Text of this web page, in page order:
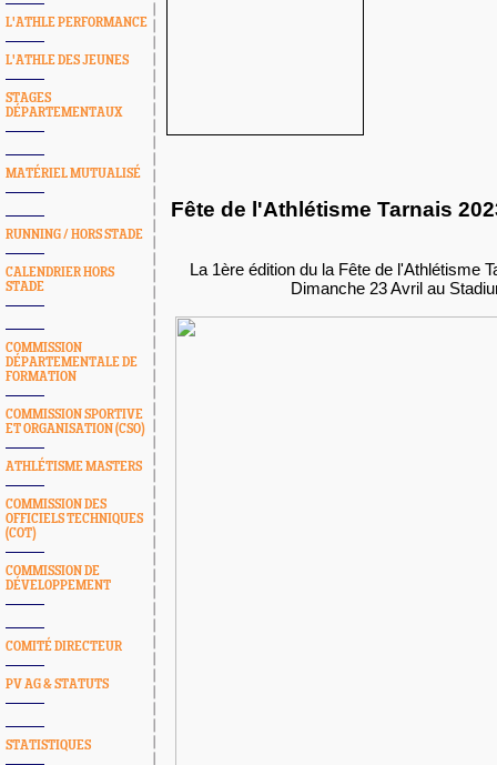
L'ATHLE PERFORMANCE
L'ATHLE DES JEUNES
STAGES
DÉPARTEMENTAUX
MATÉRIEL MUTUALISÉ
RUNNING / HORS STADE
CALENDRIER HORS
STADE
COMMISSION
DÉPARTEMENTALE DE
FORMATION
COMMISSION SPORTIVE
ET ORGANISATION (CSO)
ATHLÉTISME MASTERS
COMMISSION DES
OFFICIELS TECHNIQUES
(COT)
COMMISSION DE
DÉVELOPPEMENT
COMITÉ DIRECTEUR
PV AG & STATUTS
STATISTIQUES
Fête de l'Athlétisme Tarnais
La 1ère édition du la Fête de l'Athlétisme
Dimanche 23 Avril au